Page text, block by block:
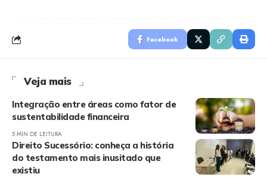
Facebook
Veja mais
Integração entre áreas como fator de
sustentabilidade financeira
5 MIN DE LEITURA
Direito Sucessório: conheça a história
do testamento mais inusitado que
existiu